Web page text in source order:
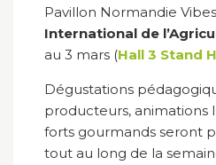
Pavillon Normandie
International de
au 3 mars (Hall 3 Stand
Dégustations
producteurs, animations
forts gourmands seront
tout au long de la